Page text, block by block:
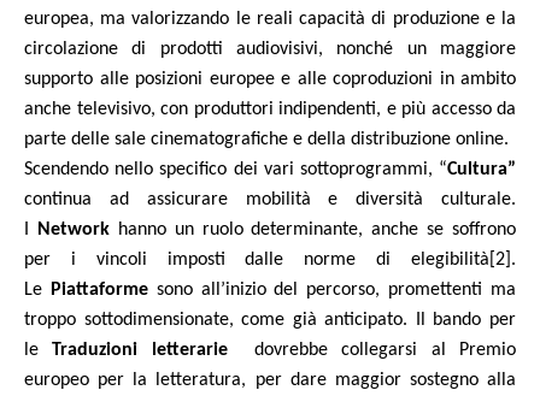
europea, ma valorizzando le reali capacità di produzione e la
circolazione di prodotti audiovisivi, nonché un maggiore
supporto alle posizioni europee e alle coproduzioni in ambito
anche televisivo, con produttori indipendenti, e più accesso da
parte delle sale cinematografiche e della distribuzione online.
Scendendo nello specifico dei vari sottoprogrammi, “Cultura”
continua ad assicurare mobilità e diversità culturale.
I Network hanno un ruolo determinante, anche se soffrono
per i vincoli imposti dalle norme di elegibilità [2] .
Le Piattaforme sono all’inizio del percorso, promettenti ma
troppo sottodimensionate, come già anticipato. Il bando per
le
Traduzioni letterarie
dovrebbe collegarsi al Premio
europeo per la letteratura, per dare maggior sostegno alla